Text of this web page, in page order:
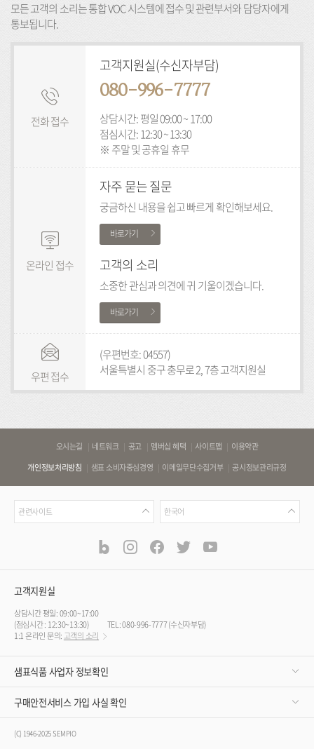
모든 고객의 소리는 통합 VOC 시스템에 접수 및 관련부서와 담당자에게
통보됩니다.
전화 접수
고객지원실(수신자부담)
080-996-7777
상담시간: 평일 09:00 ~ 17:00
점심시간: 12:30 ~ 13:30
※ 주말 및 공휴일 휴무
온라인 접수
자주 묻는 질문
궁금하신 내용을 쉽고 빠르게 확인해보세요.
바로가기
고객의 소리
소중한 관심과 의견에 귀 기울이겠습니다.
바로가기
우편 접수
(우편번호: 04557)
서울특별시 중구 충무로 2, 7층 고객지원실
오시는길 네트워크 공고 멤버십 혜택 사이트맵
이용약관
개인정보처리방침
샘표 소비자중심경영 이메일무단수집거부 공시정보관리규정
관
련
관련사이트
언
어
한국어
널
blog instagramfacebook
twitter
고객지원실
상담시간 평일: 09:00~17:00
(점심시간 : 12:30~13:30)
TEL: 080-996-7777 (수신자부담)
1:1 온라인 문의: 고객의 소리
샘표식품 사업자 정보확인
구매안전서비스 가입 사실 확인
(C) 1946-2025 SEMPIO